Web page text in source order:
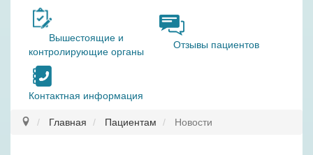
Вышестоящие и
контролирующие органы
Отзывы пациентов
Контактная информация
Главная Пациентам Новости